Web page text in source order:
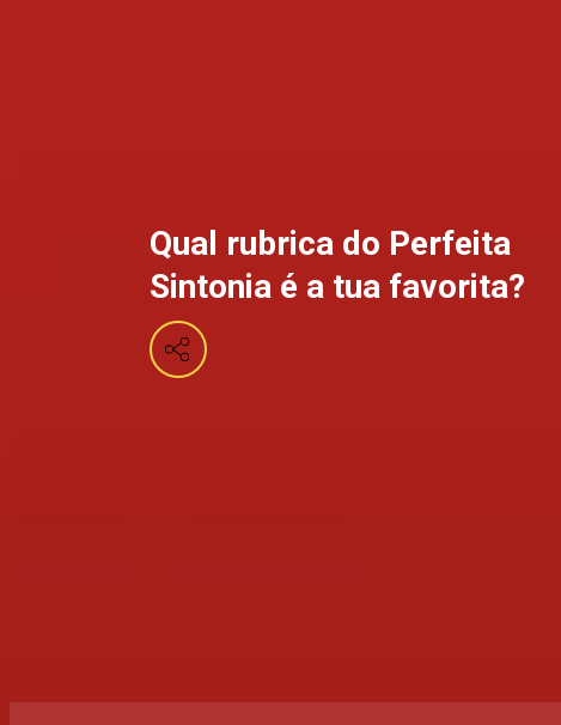
Qual rubrica do Perfeita
Sintonia é a tua favorita?